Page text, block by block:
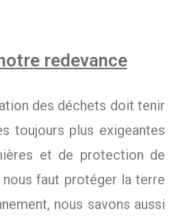
redevance
des déchets doit tenir
toujours plus exigeantes
et de protection de
nous faut protéger la terre
nous savons aussi